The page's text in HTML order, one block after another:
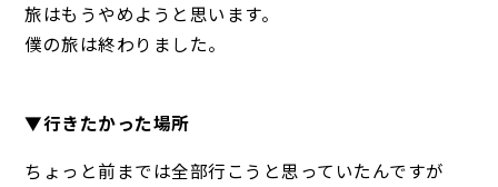
旅はもうやめようと思います。
僕の旅は終わりました。
▼行きたかった場所
ちょっと前までは全部行こうと思っていたんですが